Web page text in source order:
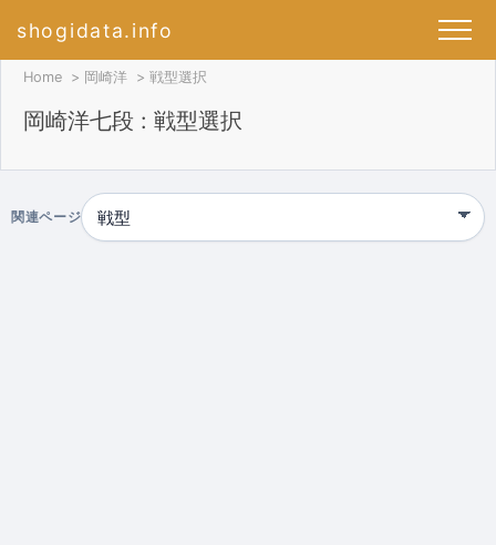
shogidata.info
Home 岡崎洋 戦型選択
岡崎洋七段 : 戦型選択
関連ページ